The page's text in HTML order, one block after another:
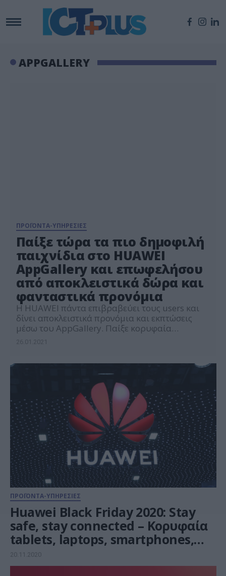
APPGALLERY
ΠΡΟΪΟΝΤΑ-ΥΠΗΡΕΣΙΕΣ
Παίξε τώρα τα πιο δημοφιλή
παιχνίδια στο HUAWEI
AppGallery και επωφελήσου
από αποκλειστικά δώρα και
φανταστικά προνόμια
Η HUAWEI πάντα επιβραβεύει τους users και
δίνει αποκλειστικά προνόμια και εκπτώσεις
μέσω του AppGallery. Παίξε κορυφαία
μοναδικά δώρα και προνόμια σε περιμένουν!
multiplayer παιχνίδια στρατηγικής σε όλα τα
[…]
ΠΡΟΪΟΝΤΑ-ΥΠΗΡΕΣΙΕΣ
Huawei Black Friday 2020: Stay
safe, stay connected – Κορυφαία
tablets, laptops, smartphones,
smartwatches και ακουστικά, με
όφελος έως και 60%
20.11.2020